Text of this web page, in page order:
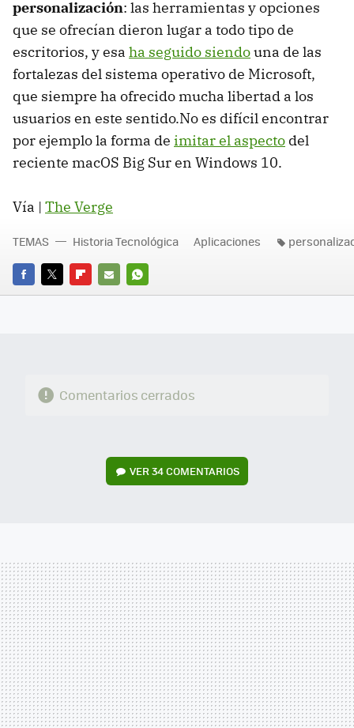
personalización: las herramientas y opciones
que se ofrecían dieron lugar a todo tipo de
escritorios, y esa ha seguido siendouna de las
fortalezas del sistema operativo de Microsoft,
que siempre ha ofrecido mucha libertad a los
usuarios en este sentido.No es difícil encontrar
por ejemplo la forma de imitar el aspecto del
reciente macOS Big Sur en Windows 10.
Vía | The Verge
FACEBOOK
TWITTERFLIPBOARD
E-
WHATSAPP
TEMAS Historia Tecnológica Aplicaciones
Comentarios cerrados
VER34 COMENTARIOS